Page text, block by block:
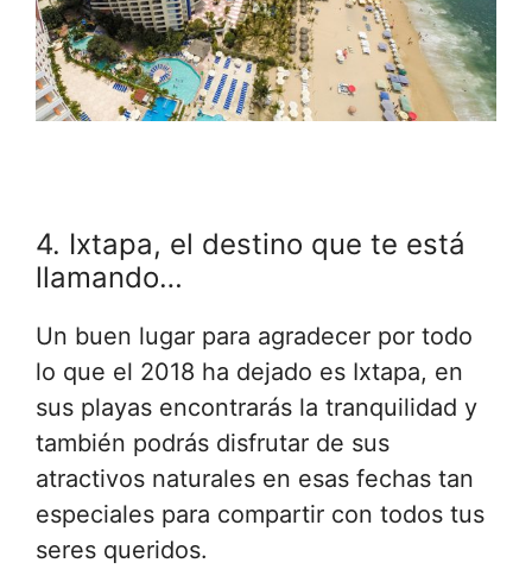
4. Ixtapa, el destino que te está
llamando…
Un buen lugar para agradecer por todo
lo que el 2018 ha dejado es Ixtapa, en
sus playas encontrarás la tranquilidad y
también podrás disfrutar de sus
atractivos naturales en esas fechas tan
especiales para compartir con todos tus
seres queridos.